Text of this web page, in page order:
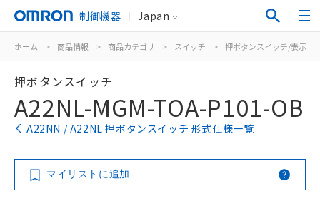
制御機器 Japan
ホーム > 商品情報 > 商品カテゴリ > スイッチ > 押ボタンスイッチ/表示灯
押ボタンスイッチ
A22NL-MGM-TOA-P101-OB
A22NN / A22NL 押ボタンスイッチ 形式仕様一覧
マイリストに追加